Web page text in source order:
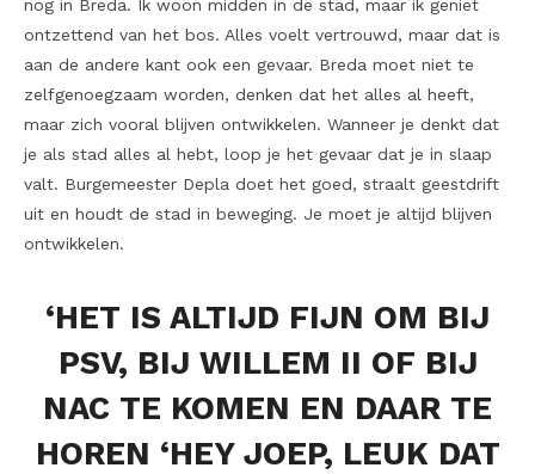
nog in Breda. Ik woon midden in de stad, maar ik geniet
ontzettend van het bos. Alles voelt vertrouwd, maar dat is
aan de andere kant ook een gevaar. Breda moet niet te
zelfgenoegzaam worden, denken dat het alles al heeft,
maar zich vooral blijven ontwikkelen. Wanneer je denkt dat
je als stad alles al hebt, loop je het gevaar dat je in slaap
valt. Burgemeester Depla doet het goed, straalt geestdrift
uit en houdt de stad in beweging. Je moet je altijd blijven
ontwikkelen.
‘HET IS ALTIJD FIJN OM BIJ
PSV, BIJ WILLEM II OF BIJ
NAC TE KOMEN EN DAAR TE
HOREN ‘HEY JOEP, LEUK DAT